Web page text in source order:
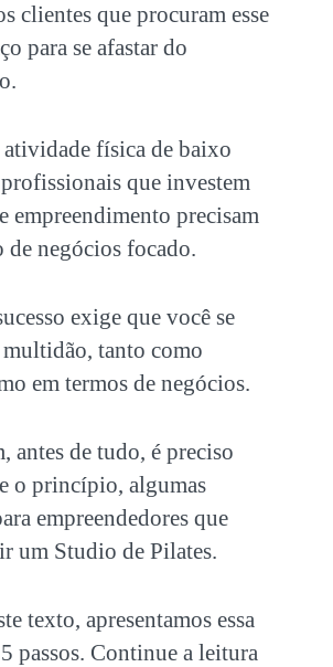
clientes que procuram esse
para se afastar do
atividade física de baixo
que investem
empreendimento precisam
de negócios focado.
exige que você se
multidão, tanto como
em termos de negócios.
antes de tudo, é preciso
o princípio, algumas
empreendedores que
um Studio de Pilates.
texto, apresentamos essa
passos. Continue a leitura